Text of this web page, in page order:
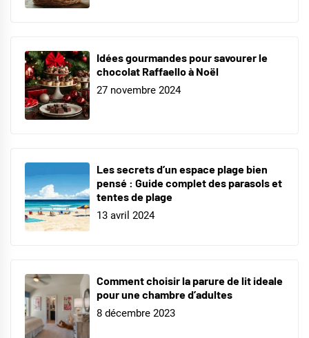
Idées gourmandes pour savourer le
chocolat Raffaello à Noël
27 novembre 2024
Les secrets d’un espace plage bien
pensé : Guide complet des parasols et
tentes de plage
13 avril 2024
Comment choisir la parure de lit ideale
pour une chambre d’adultes
8 décembre 2023